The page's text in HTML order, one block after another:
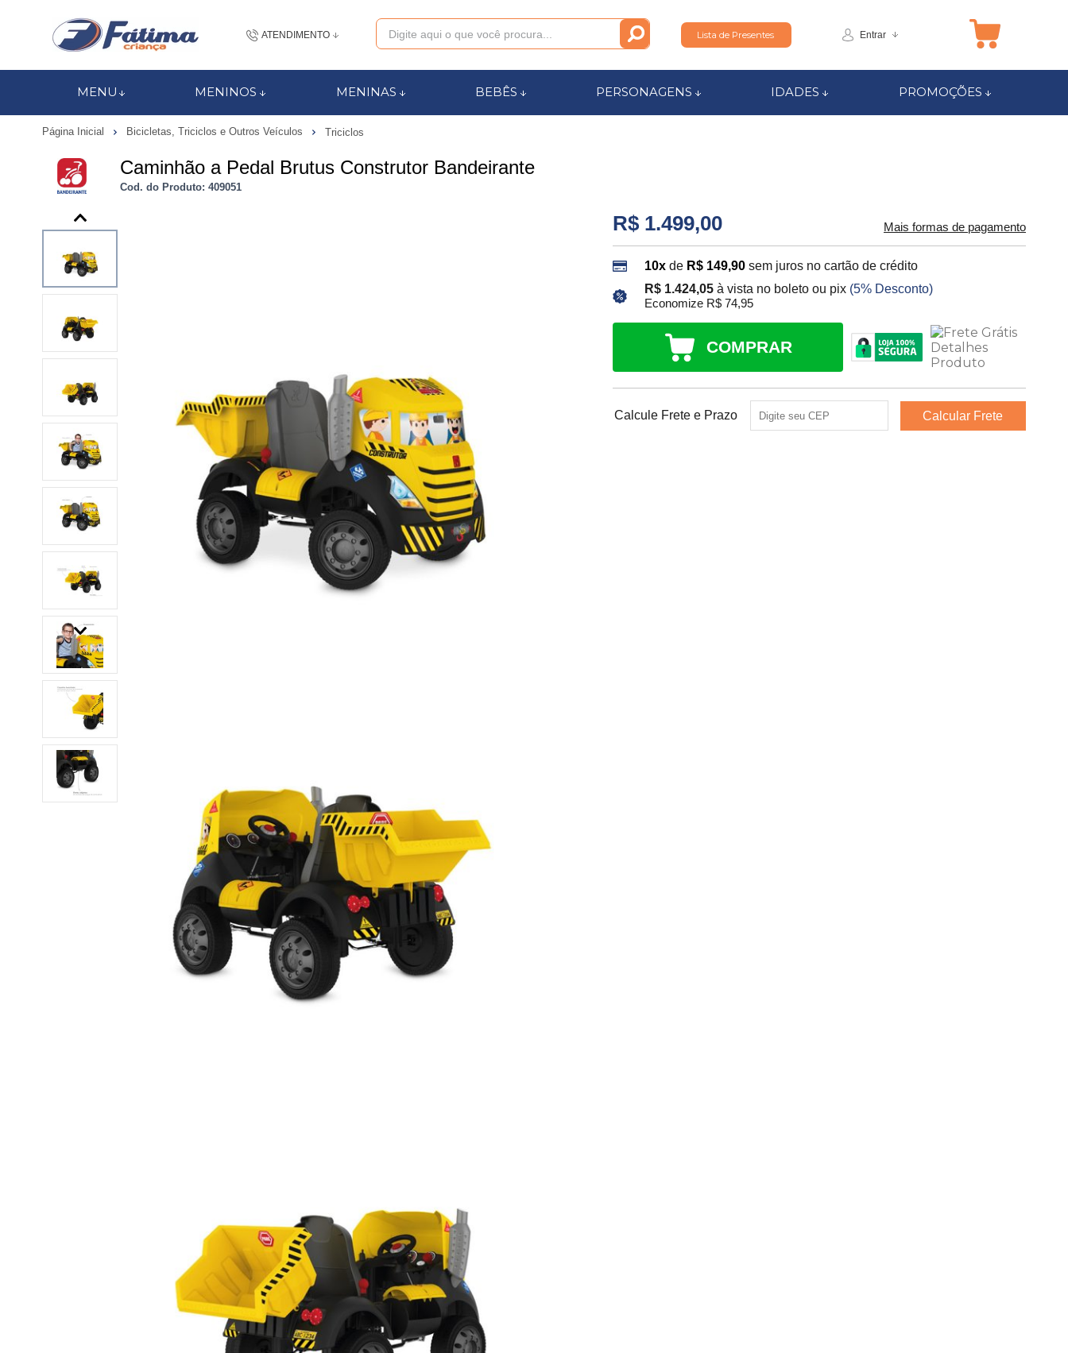
ATENDIMENTO Lista de Presentes Entrar
MENU MENINOS MENINAS BEBÊS PERSONAGENS IDADES PROMOÇÕES
Página Inicial Bicicletas, Triciclos e Outros Veículos Triciclos
Caminhão a Pedal Brutus Construtor Bandeirante
Cod. do Produto: 409051
R$ 1.499,00 Mais formas de pagamento
10x de R$ 149,90 sem juros no cartão de crédito
R$ 1.424,05à vista no boleto ou pix (5% Desconto)
Economize R$ 74,95
COMPRAR
Calcule Frete e Prazo